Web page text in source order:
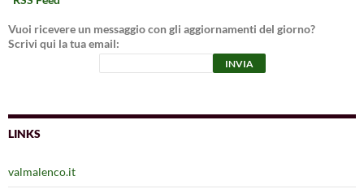
Vuoi ricevere un messaggio con gli aggiornamenti del giorno?
Scrivi qui la tua email:
LINKS
valmalenco.it